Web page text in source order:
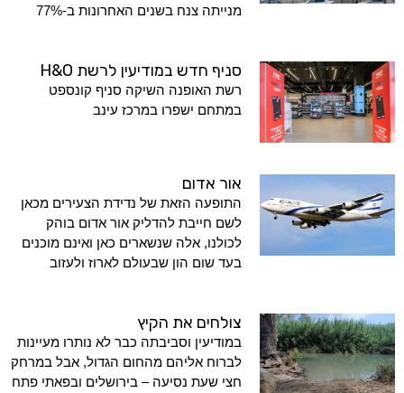
מנייתה צנח בשנים האחרונות ב-77%
סניף חדש במודיעין לרשת H&O
רשת האופנה השיקה סניף קונספט
במתחם ישפרו במרכז עינב
אור אדום
התופעה הזאת של נדידת הצעירים מכאן
לשם חייבת להדליק אור אדום בוהק
לכולנו, אלה שנשארים כאן ואינם מוכנים
בעד שום הון שבעולם לארוז ולעזוב
צולחים את הקיץ
במודיעין וסביבתה כבר לא נותרו מעיינות
לברוח אליהם מהחום הגדול, אבל במרחק
חצי שעת נסיעה – בירושלים ובפאתי פתח